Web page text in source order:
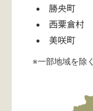
勝央町
西粟倉村
美咲町
※一部地域を除く